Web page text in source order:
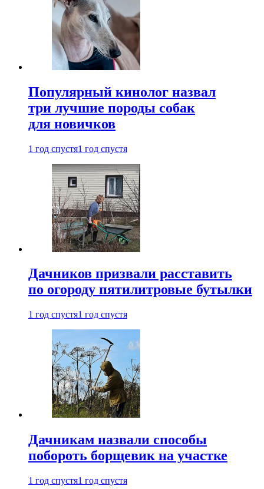
Популярный кинолог назвал
три лучшие породы собак
для новичков
1 год спустя1 год спустя
Дачников призвали расставить
по огороду пятилитровые бутылки
1 год спустя1 год спустя
Дачникам назвали способы
побороть борщевик на участке
1 год спустя1 год спустя